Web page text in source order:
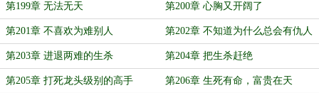
第199章 无法无天 第200章 心胸又开阔了
第201章 不喜欢为难别人 第202章 不知道为什么总会有仇人
第203章 进退两难的生杀 第204章 把生杀赶绝
第205章 打死龙头级别的高手 第206章 生死有命，富贵在天